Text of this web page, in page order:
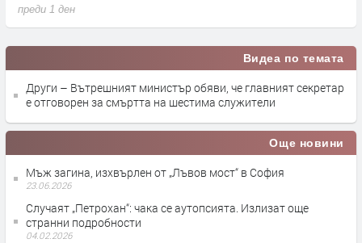
преди 1 ден
Видеа по темата
Други – Вътрешният министър обяви, че главният секретар
е отговорен за смъртта на шестима служители
Още новини
Мъж загина, изхвърлен от „Лъвов мост“ в София
23.06.2026
Случаят „Петрохан“: чака се аутопсията. Излизат още
странни подробности
04.02.2026